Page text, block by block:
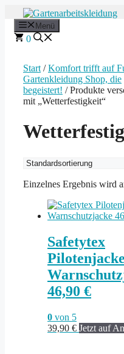
Inhalt
springen
Menü
0
Start /Komfort trifft auf
Gartenkleidung Shop, die
begeistert! / Produkte
mit „Wetterfestigkeit“
Einzelnes Ergebnis wird
Safetytex
46,90 €
0 von 5
39,90 € Jetzt auf